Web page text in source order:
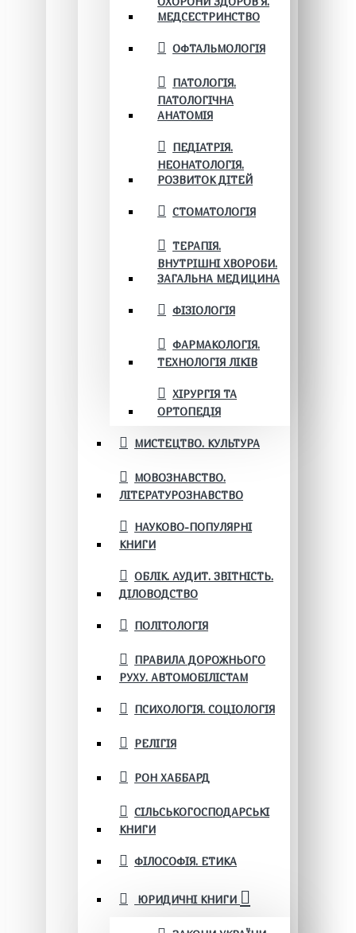
МЕДСЕСТРИНСТВО
ОФТАЛЬМОЛОГІЯ
ПАТОЛОГІЯ.
ПАТОЛОГІЧНА
АНАТОМІЯ
ПЕДІАТРІЯ.
НЕОНАТОЛОГІЯ.
РОЗВИТОК ДІТЕЙ
СТОМАТОЛОГІЯ
ТЕРАПІЯ.
ВНУТРІШНІ ХВОРОБИ.
ЗАГАЛЬНА МЕДИЦИНА
ФІЗІОЛОГІЯ
ФАРМАКОЛОГІЯ.
ТЕХНОЛОГІЯ ЛІКІВ
ХІРУРГІЯ ТА
ОРТОПЕДІЯ
МИСТЕЦТВО. КУЛЬТУРА
МОВОЗНАВСТВО.
ЛІТЕРАТУРОЗНАВСТВО
НАУКОВО-ПОПУЛЯРНІ
КНИГИ
ОБЛІК. АУДИТ. ЗВІТНІСТЬ.
ДІЛОВОДСТВО
ПОЛІТОЛОГІЯ
ПРАВИЛА ДОРОЖНЬОГО
РУХУ. АВТОМОБІЛІСТАМ
ПСИХОЛОГІЯ. СОЦІОЛОГІЯ
РЕЛІГІЯ
РОН ХАББАРД
СІЛЬСЬКОГОСПОДАРСЬКІ
КНИГИ
ФІЛОСОФІЯ. ЕТИКА
ЮРИДИЧНІ КНИГИ